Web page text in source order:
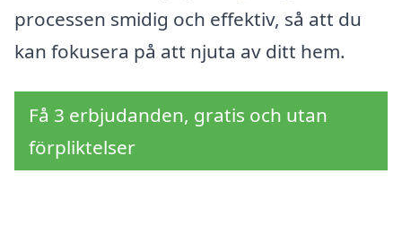
processen smidig och effektiv, så att du
kan fokusera på att njuta av ditt hem.
Få 3 erbjudanden, gratis och utan
förpliktelser